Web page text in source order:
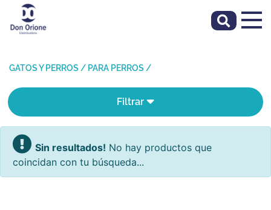
GATOS Y PERROS / PARA PERROS /
Filtrar
Sin resultados! No hay productos que
coincidan con tu búsqueda...